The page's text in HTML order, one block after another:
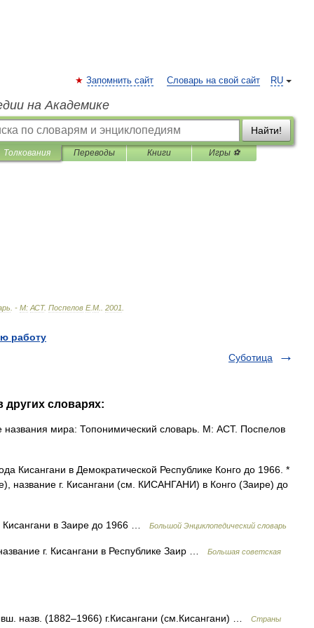
RU
Запомнить сайт Словарь на свой сайт
на Академике
Найти!
Толкования Переводы Книги Игры ⚽
. - М: АСТ. Поспелов Е.М 2001
работу
Суботица
словарях:
мира: Топонимический словарь. М: АСТ. Поспелов
Кисангани в Демократической Республике Конго до 1966. *
г. Кисангани (см. КИСАНГАНИ) в Конго (Заире) до
в Заире до 1966 … Большой Энциклопедический словарь
г. Кисангани в Республике Заир … Большая советская
назв. (1882–1966) г.Кисангани (см.Кисангани) … Страны